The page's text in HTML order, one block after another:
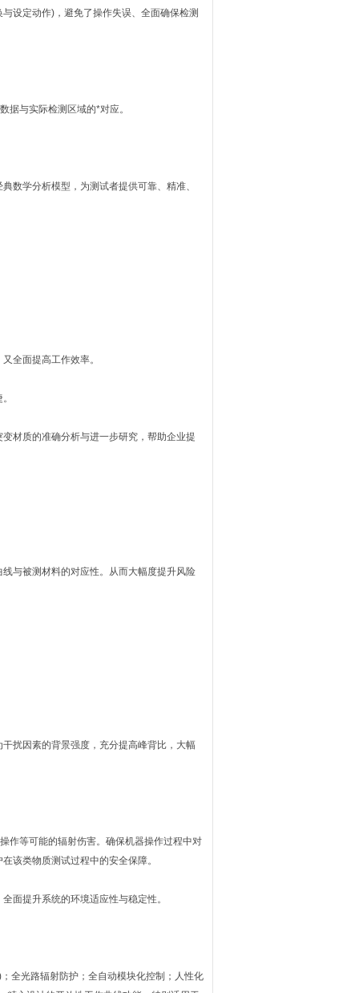
设定动作)，避免了操作失误、全面确保检测
与实际检测区域的*对应。
数学分析模型，为测试者提供可靠、精准、
全面提高工作效率。
质的准确分析与进一步研究，帮助企业提
与被测材料的对应性。从而大幅度提升风险
扰因素的背景强度，充分提高峰背比，大幅
等可能的辐射伤害。确保机器操作过程中对
该类物质测试过程中的安全保障。
提升系统的环境适应性与稳定性。
光路辐射防护；全自动模块化控制；人性化